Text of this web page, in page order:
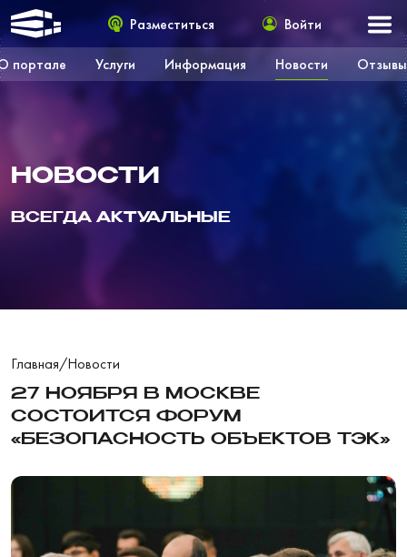
портале Услуги Информация Новости Отзывы
Разместиться Войти
НОВОСТИ
ВСЕГДА АКТУАЛЬНЫЕ
Главная/Новости
27 НОЯБРЯ В МОСКВЕ
СОСТОИТСЯ ФОРУМ
«БЕЗОПАСНОСТЬ ОБЪЕКТОВ ТЭК»